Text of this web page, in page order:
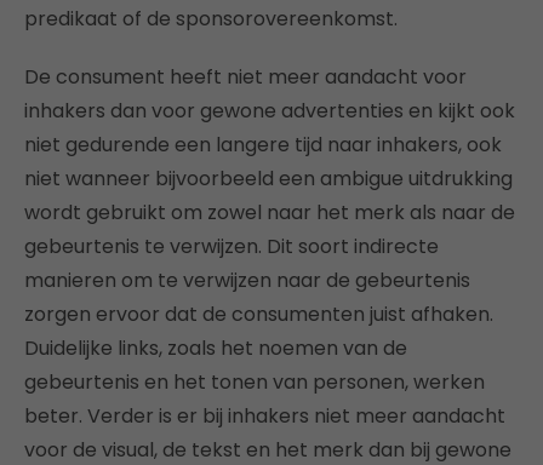
predikaat of de sponsorovereenkomst.
De consument heeft niet meer aandacht voor
inhakers dan voor gewone advertenties en kijkt ook
niet gedurende een langere tijd naar inhakers, ook
niet wanneer bijvoorbeeld een ambigue uitdrukking
wordt gebruikt om zowel naar het merk als naar de
gebeurtenis te verwijzen. Dit soort indirecte
manieren om te verwijzen naar de gebeurtenis
zorgen ervoor dat de consumenten juist afhaken.
Duidelijke links, zoals het noemen van de
gebeurtenis en het tonen van personen, werken
beter. Verder is er bij inhakers niet meer aandacht
voor de visual, de tekst en het merk dan bij gewone